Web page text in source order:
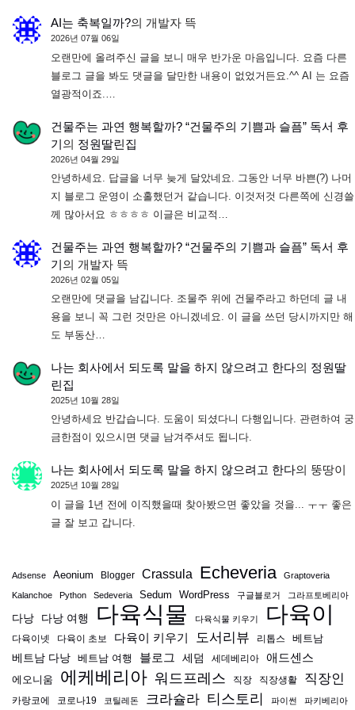
AI는 축복일까?의 개발자 뜩
2026년 07월 06일
오랜만에 올려주신 글을 보니 매우 반가운 마음입니다. 요즘 다른
블로그 글을 봐도 댓글을 달만한 내용이 없었거든요.^^ AI 는 요즘
열광적이죠.…
건물주는 과연 행복할까? “건물주의 기쁨과 슬픔” 독서 후
기의 정원딸린집
2026년 04월 29일
안녕하세요. 답글을 너무 늦게 달았네요. 그동안 너무 바쁜(?) 나머
지 블로그 운영이 소홀했던거 같습니다. 이것저것 다른쪽에 신경쓸
께 많아서요 ㅎㅎㅎㅎ 이글은 비교적…
건물주는 과연 행복할까? “건물주의 기쁨과 슬픔” 독서 후
기의 개발자 뜩
2026년 02월 05일
오랜만에 댓글을 남깁니다. 조물주 위에 건물주라고 하던데 글 내
용을 보니 꼭 그런 것만은 아니겠네요. 이 글을 쓰던 당시까지만 해
도 부동산…
나는 회사에서 되도록 말을 하지 않으려고 한다의 정원딸
린집
2025년 10월 28일
안녕하세요 반갑습니다. 도움이 되셨다니 다행입니다. 관련하여 궁
금한점이 있으시면 댓글 남겨주셔도 됩니다.
나는 회사에서 되도록 말을 하지 않으려고 한다의 뚱땅이
2025년 10월 28일
이 글을 1년 전에 이직했을때 찾아봤으면 좋았을 것을... ㅜㅜ 좋은
글 잘 보고 갑니다.
Adsense Aeonium Blogger Crassula Echeveria Graptoveria
Kalanchoe Python Sedeveria Sedum WordPress 구글블로거 그라프토베리아
다낭 다낭 여행 다육식물 다육식물 키우기 다육이
다육이넷 다육이 초보 다육이 키우기 도서리뷰 리톱스
베트남
베트남 다낭 베트남 여행 블로그 세덤 세데베리아 애드센스
에오니움 에케베리아 워드프레스 직장 직장생활 직장인
카랑코에 코로나19 코틸레돈 크라슐라 티스토리 파이썬 파키베리아